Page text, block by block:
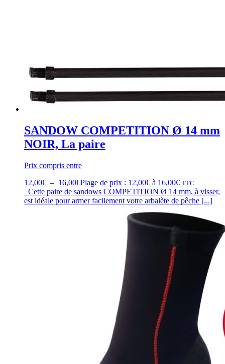
SANDOW COMPETITION Ø 14 mm
NOIR, La paire
Prix compris entre
12,00€ – 16,00€Plage de prix : 12,00€ à 16,00€ TTC
Cette paire de sandows COMPETITION Ø 14 mm, à visser,
est idéale pour armer facilement votre arbalète de pêche [...]